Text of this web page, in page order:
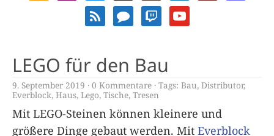
LEGO für den Bau
9. September 2019 0 Kommentare Tags: Bau, Distributor,
Everblock, Haus, Lego, Tische, Tresen
Mit LEGO-Steinen können kleinere und
größere Dinge gebaut werden. Mit Everblock